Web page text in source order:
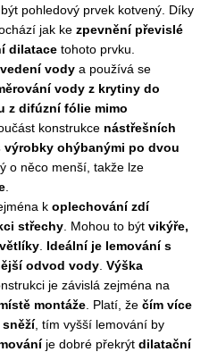
pohledový prvek kotvený. Díky
jak kezpevnění převislé
dilatace tohoto prvku.
vody a používá se
vody z krytiny do
z difúzní fólie mimo
konstrukce nástřešních
výrobky ohýbanými po dvou
o něco menší, takže lze
koplechování zdí
střechy . Mohou to býtvikýře,
Ideální je lemování s
odvod vody .Výška
je závislá zejména na
montáže . Platí, žečím více
, tím vyšší lemování by
je dobré překrýtdilatační